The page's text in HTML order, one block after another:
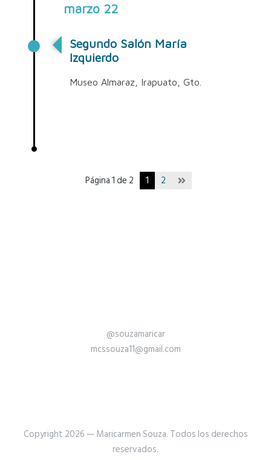
marzo 22
Segundo Salón María
Izquierdo
Museo Almaraz, Irapuato, Gto.
Página 1 de 2 1 2
@souzamaricar
mcssouza11@gmail.com
Copyright 2026 — Maricarmen Souza. Todos los derechos
reservados.